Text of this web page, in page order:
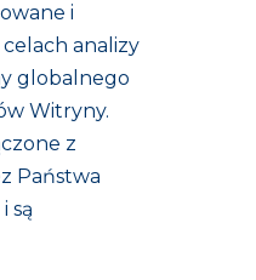
i
analizy
globalnego
Witryny.
z
Państwa
są